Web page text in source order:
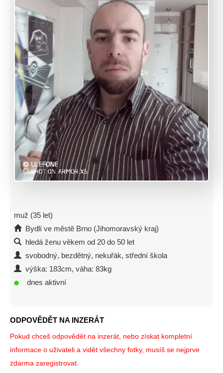
muž (35 let)
Bydlí ve městě Brno (Jihomoravský kraj)
hledá ženu věkem od 20 do 50 let
svobodný, bezdětný, nekuřák, střední škola
výška: 183cm, váha: 83kg
dnes aktivní
ODPOVĚDĚT NA INZERÁT
Pokud chceš odpovědět na inzerát, nebo získat kompletní
informace o uživateli a vidět všechny fotky, musíš se nejprve
zdarma zaregistrovat.